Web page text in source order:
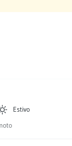
Estivo